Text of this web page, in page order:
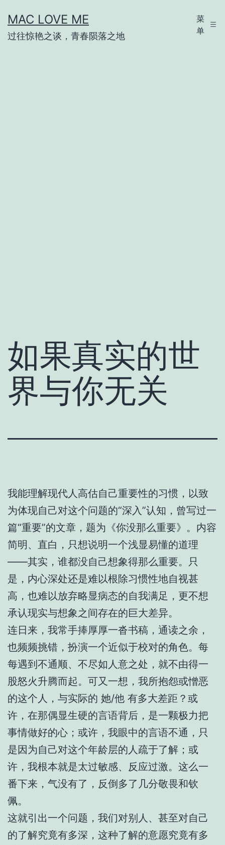
至
内
MAC LOVE ME
过往惊艳之谈，青春陨落之地
菜
单
如果真实的世
界与你无关
我能理解现代人高估自己重要性的习惯，以致
为体现自己对这个问题的“深入”认知，曾写过一
篇“重要”的文章，题为《你没那么重要》。内容
简明、直白，只想说明一个浅显易懂的道理
——其实，谁都没自己想象得那么重要。只
是，内心深处还是难以根除习惯性地自视甚
高，也难以放弃略显病态的自我满足，更不想
承认现实与想象之间存在的巨大差异。
连日来，我常手捧厚厚一沓书稿，通读之余，
也频频挑错，扮演一个近似于校对的角色。每
每遇到不通顺、不尽如人意之处，就不由得一
股怒火升腾而起。可又一想，我所抱怨或憎恶
的这个人，与实际的 她/他 有多大差距？或
许，在那偶显生硬的言语背后，是一颗极力把
事情做好的心；或许，我眼中的言语不通，只
是因为自己对这个年龄层的人疏于了解；或
许，我根本就是太过敏感、反应过激。这么一
番下来，气没有了，反倒多了几分敬畏和钦
佩。
这就引出一个问题，我们对别人、甚至对自己
的了解究竟有多深，这种了解的意愿究竟有多